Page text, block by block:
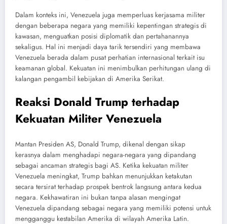
Dalam konteks ini, Venezuela juga memperluas kerjasama militer
dengan beberapa negara yang memiliki kepentingan strategis di
kawasan, menguatkan posisi diplomatik dan pertahanannya
sekaligus. Hal ini menjadi daya tarik tersendiri yang membawa
Venezuela berada dalam pusat perhatian internasional terkait isu
keamanan global. Kekuatan ini menimbulkan perhitungan ulang di
kalangan pengambil kebijakan di Amerika Serikat.
Reaksi Donald Trump terhadap
Kekuatan Militer Venezuela
Mantan Presiden AS, Donald Trump, dikenal dengan sikap
kerasnya dalam menghadapi negara-negara yang dipandang
sebagai ancaman strategis bagi AS. Ketika kekuatan militer
Venezuela meningkat, Trump bahkan menunjukkan ketakutan
secara tersirat terhadap prospek bentrok langsung antara kedua
negara. Kekhawatiran ini bukan tanpa alasan mengingat
Venezuela dipandang sebagai negara yang memiliki potensi untuk
mengganggu kestabilan Amerika di wilayah Amerika Latin.